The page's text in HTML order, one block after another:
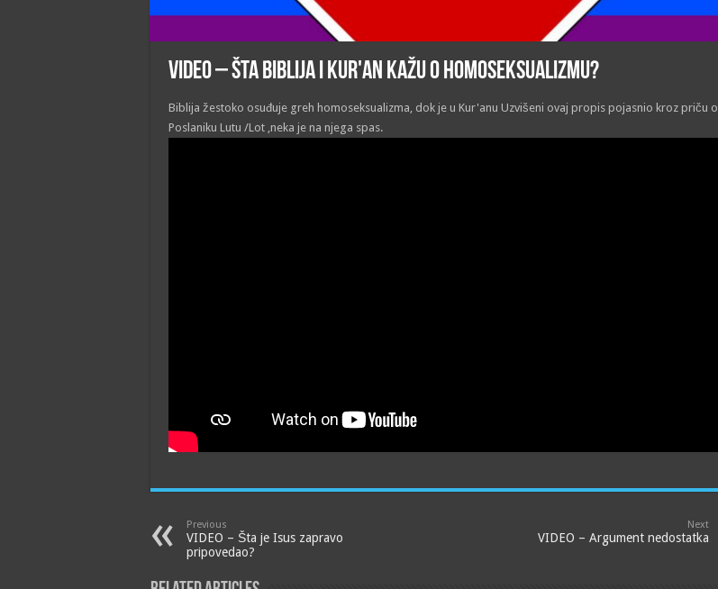
VIDEO – Šta Biblija i Kur'an kažu o homoseksualizmu?
Biblija žestoko osuđuje greh homoseksualizma, dok je u Kur'anu Uzvišeni ovaj propis pojasnio kroz priču o
Poslaniku Lutu /Lot ,neka je na njega spas.
Previous
VIDEO – Šta je Isus zapravo
pripovedao?
Next
VIDEO – Argument nedostatka